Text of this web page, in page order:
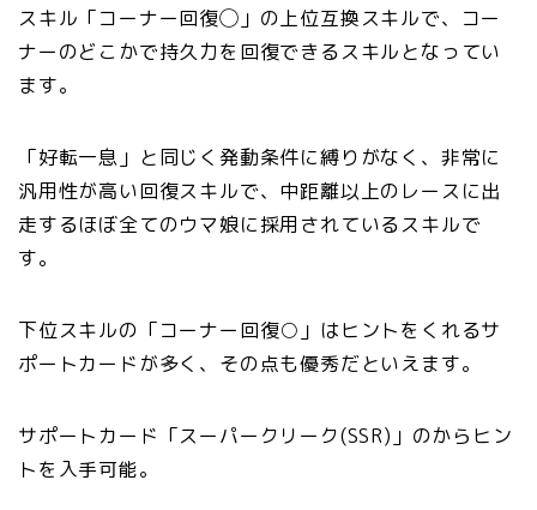
スキル「コーナー回復◯」の上位互換スキルで、コー
ナーのどこかで持久力を回復できるスキルとなってい
ます。
「好転一息」と同じく発動条件に縛りがなく、非常に
汎用性が高い回復スキルで、中距離以上のレースに出
走するほぼ全てのウマ娘に採用されているスキルで
す。
下位スキルの「コーナー回復○」はヒントをくれるサ
ポートカードが多く、その点も優秀だといえます。
サポートカード「スーパークリーク(SSR)」のからヒン
トを入手可能。